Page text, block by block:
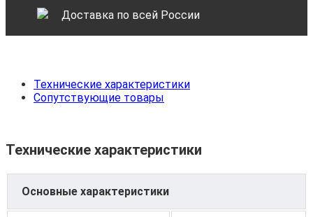
Доставка по всей России
Технические характеристики
Сопутствующие товары
Технические характеристики
Основные характеристики